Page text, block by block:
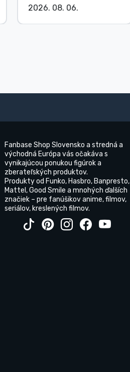
2026. 08. 06.
Fanbase Shop Slovensko a stredná a
východná Európa vás očakáva s
vynikajúcou ponukou figúrok a
zberateľských produktov.
Produkty od Funko, Hasbro, Banpresto,
Mattel, Good Smile a mnohých ďalších
značiek – pre fanúšikov anime, filmov,
seriálov, kreslených filmov.